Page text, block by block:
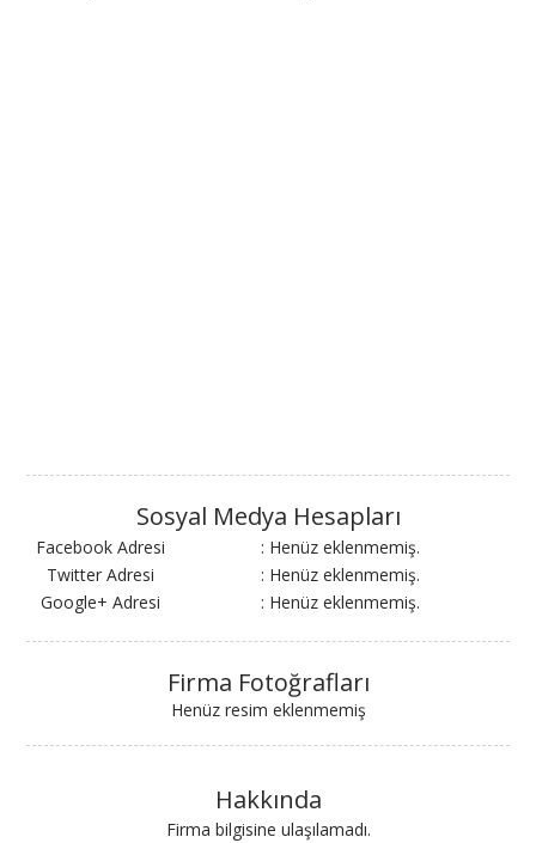
Sosyal Medya Hesapları
Facebook Adresi
: Henüz eklenmemiş.
Twitter Adresi
: Henüz eklenmemiş.
Google+ Adresi
: Henüz eklenmemiş.
Firma Fotoğrafları
Henüz resim eklenmemiş
Hakkında
Firma bilgisine ulaşılamadı.